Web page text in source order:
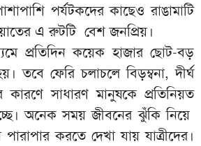
পর্যটকদের কাছেও রাঙামাটি
এ রুটটি বেশ জনপ্রিয়।
প্রতিদিন কয়েক হাজার ছোট-বড়
তবে ফেরি চলাচলে বিড়ম্বনা, দীর্ঘ
সাধারণ মানুষকে প্রতিনিয়ত
অনেক সময় জীবনের ঝুঁকি নিয়ে
করতে দেখা যায় যাত্রীদের।